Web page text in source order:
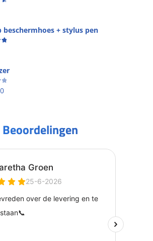
beschermhoes + stylus pen
Beoordelingen